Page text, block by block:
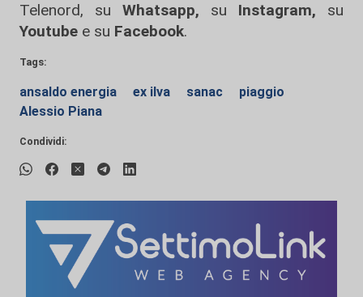
Telenord, su
Whatsapp, su Instagram, su
Youtube e su Facebook.
Tags:
ansaldo energia ex ilva sanac
piaggio
Alessio Piana
Condividi: